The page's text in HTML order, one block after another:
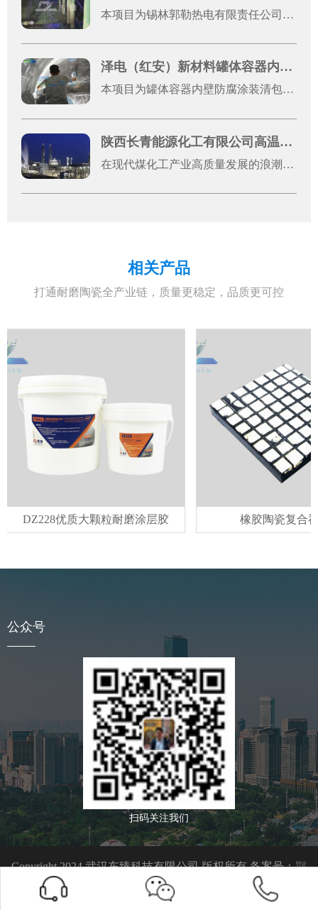
本项目为锡林郭勒热电有限责任公司1号机光固化片材防腐施工工程，是厂区机组设备运维升级的重点防腐改造项目。热电发电机组长期处于高温、粉尘、酸碱水汽腐蚀的复杂工况环境，设备金属基材易出现锈蚀、老化、破损问题，不仅影响设备外观完整性，还会降低机组运行稳定性、缩短设备使用寿命，增加运维成本。
泽电（红安）新材料罐体容器内壁防腐涂装清包施工案例展示
本项目为罐体容器内壁防腐涂装清包施工工程，服务单位为泽电（红安）新材料有限公司，施工地址位于湖北省黄冈市红安县八里湾镇川东大道原集创云天2号厂房。本次施工对象为2台罐体容器金属内壁，整体施工总面积约50平方米，施工模式为纯手工清包施工，涵盖前期基体处理、焊缝打磨、表面清洁、防腐刷涂、瑕疵修整等全工序作业。
陕西长青能源化工有限公司高温浇注料应用案例
在现代煤化工产业高质量发展的浪潮中，设备稳定运行是企业提质增效、筑牢核心竞争力的关键。陕西长青能源化工有限公司（以下简称“长青能化”）作为国有控股的大型现代煤化工高新技术企业，深耕煤制甲醇领域多年，凭借先进的生产工艺和严苛的管理标准，其60万吨/年煤制甲醇装置已稳定运行超3600天，随着装置长期高负荷运行，气化炉、输料管道等核心设备面临的高温、高粉尘、强冲刷工况愈发严苛，对设备耐磨防腐性能提出了极高要求，设备关键部位的防磨改造成为保障生产连续性的重中之重。东臻科技作为高端耐磨防腐材料综合服务商，专注表面工程材料研发，与科研机构深度合作，产品线覆盖300余类，可提供从材料研发到工程实施的全链条解决方案。此次为长青能化提供的高温碳化硅耐磨捣打料、刚玉耐磨浇注料，是东臻科技针对煤化工复杂工况量身优化的核心产品，搭配高效耐高温结合体系，其中碳化硅成分具备优异的抗侵蚀性、高耐磨系数和良好的热震性，两种材料的科学搭配，完美适配煤化工高粉尘、强冲刷、高温高压等严苛工况。该系列产品不仅在原料选择上精益求精，更在生产工艺上严格把控，通过颗粒紧密堆积技术，使材料成型后致密度高、体积密度大，常温下强度可达150MPa以上，东臻科技提供专业的现场技术指导，全程把控基材处理、材料涂覆、固化养护等各个环节，形成致密、无缝的整体防护层，最大化发挥耐磨防腐性能。此次合作，东臻科技以优质的产品、专业的服务，得到了长青能化生产运维团队的一致认可。作为国有控股大型煤化工企业，长青能化的此次防磨改造项目，不仅为自身持续稳定高效生产奠定了基础，更为国内大型煤化工项目关键设备耐磨防护提供了可借鉴的标杆经验，推动了双方在高端耐磨材料应用领域的深度合作，共同为煤化工产业高质量、稳定发展筑牢材料根基。
相关产品
打通耐磨陶瓷全产业链，质量更稳定，品质更可控
DZ228优质大颗粒耐磨涂层胶 橡胶陶瓷复合衬板
公众号
扫码关注我们
Copyright 2024 武汉东臻科技有限公司 版权所有 备案号：鄂
ICP备09021763号-1
专注于生产销售光固化陶瓷片材,石墨烯高温涂料,龟甲网陶